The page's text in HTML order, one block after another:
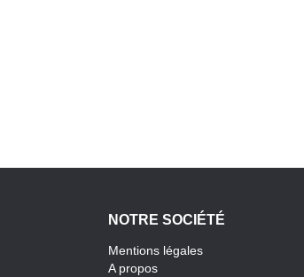
NOTRE SOCIÉTÉ
Mentions légales
A propos